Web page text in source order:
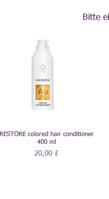
RESTORE colored hair conditioner
400 ml
Preis
20,00 £
Bitte